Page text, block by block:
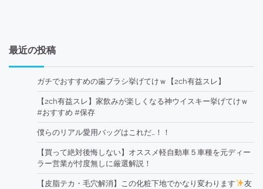
最近の投稿
ガチでおすすめの歯ブラシ挙げてけｗ【2ch有益スレ】
【2ch有益スレ】家飲みが楽しくなる神ウイスキー挙げてけｗ
#おすすめ #保存
僕らのリアル愛用バッグはこれだ…！！
【買って絶対後悔しない】オススメ軽自動車５車種を元ディー
ラー営業が忖度無しに厳選解説！
【皮脂テカ・毛穴解消】この化粧下地でかなり変わります
友